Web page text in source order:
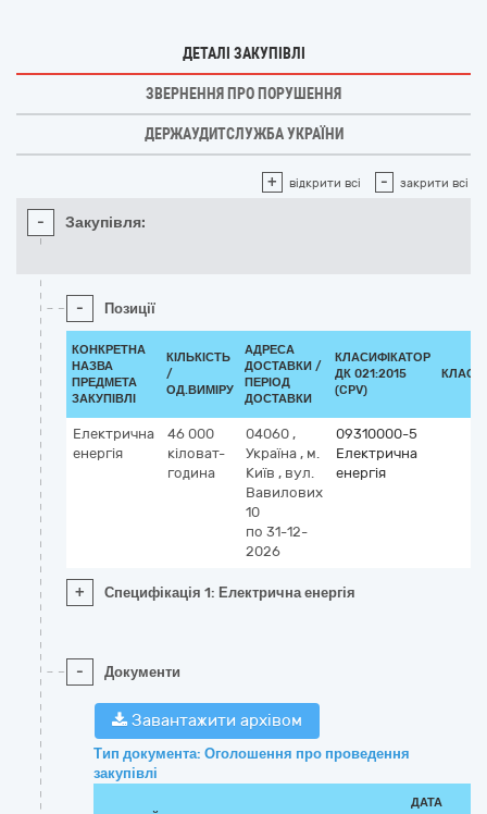
ДЕТАЛІ ЗАКУПІВЛІ
ЗВЕРНЕННЯ ПРО ПОРУШЕННЯ
ДЕРЖАУДИТСЛУЖБА УКРАЇНИ
+ відкрити всі - закрити всі
- Закупівля:
- Позиції
КОНКРЕТНА
НАЗВА
ПРЕДМЕТА
ЗАКУПІВЛІ
КІЛЬКІСТЬ
/
ОД.ВИМІРУ
АДРЕСА
ДОСТАВКИ /
ПЕРІОД
ДОСТАВКИ
КЛАСИФІКАТОР
ДК 021:2015
(CPV)
Електрична
енергія
46 000
кіловат-
година
04060 ,
Україна , м.
Київ , вул.
Вавилових
10
по 31-12-
2026
09310000-5
Електрична
енергія
+ Специфікація 1: Електрична енергія
- Документи
Завантажити архівом
Тип документа: Оголошення про проведення
закупівлі
ДАТА